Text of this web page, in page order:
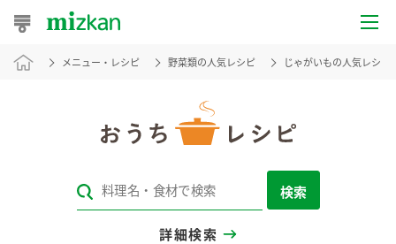
おうちレシピ
レシピカテゴリ一覧
メニュー・レシピ 野菜類の人気レシピ じゃがいもの人気レシピ
検索
詳細検索